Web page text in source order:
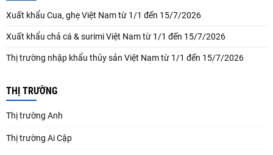
Xuất khẩu Cua, ghẹ Việt Nam từ 1/1 đến 15/7/2026
Xuất khẩu chả cá & surimi Việt Nam từ 1/1 đến 15/7/2026
Thị trường nhập khẩu thủy sản Việt Nam từ 1/1 đến 15/7/2026
THỊ TRƯỜNG
Thị trường Anh
Thị trường Ai Cập